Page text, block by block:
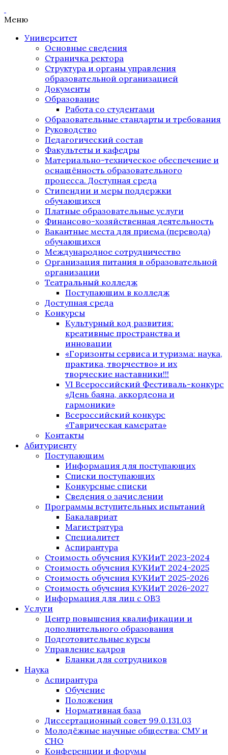
Меню
Университет
Основные сведения
Страничка ректора
Структура и органы управления
образовательной организацией
Документы
Образование
Работа со студентами
Образовательные стандарты и требования
Руководство
Педагогический состав
Факультеты и кафедры
Материально-техническое обеспечение и
оснащённость образовательного
процесса. Доступная среда
Стипендии и меры поддержки
обучающихся
Платные образовательные услуги
Финансово-хозяйственная деятельность
Вакантные места для приема (перевода)
обучающихся
Международное сотрудничество
Организация питания в образовательной
организации
Театральный колледж
Поступающим в колледж
Доступная среда
Конкурсы
Культурный код развития:
креативные пространства и
инновации
«Горизонты сервиса и туризма: наука,
практика, творчество» и их
творческие наставники!!!
VI Всероссийский Фестиваль-конкурс
«День баяна, аккордеона и
гармоники»
Всероссийский конкурс
«Таврическая камерата»
Контакты
Абитуриенту
Поступающим
Информация для поступающих
Списки поступающих
Конкурсные списки
Сведения о зачислении
Программы вступительных испытаний
Бакалавриат
Магистратура
Специалитет
Аспирантура
Стоимость обучения КУКИиТ 2023-2024
Стоимость обучения КУКИиТ 2024-2025
Стоимость обучения КУКИиТ 2025-2026
Стоимость обучения КУКИиТ 2026-2027
Информация для лиц с ОВЗ
Услуги
Центр повышения квалификации и
дополнительного образования
Подготовительные курсы
Управление кадров
Бланки для сотрудников
Наука
Аспирантура
Обучение
Положения
Нормативная база
Диссертационный совет 99.0.131.03
Молодёжные научные общества: СМУ и
СНО
Конференции и форумы